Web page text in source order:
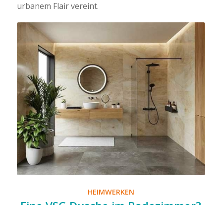
urbanem Flair vereint.
HEIMWERKEN